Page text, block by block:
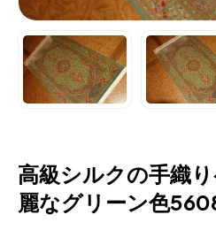
高級シルクの手織
麗なグリーン色